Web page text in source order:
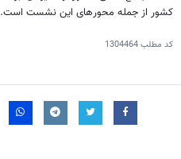
کشور از جمله محورهای این نشست است.
کد مطلب1304464